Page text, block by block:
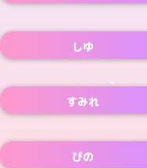
しゆ
すみれ
ぴの